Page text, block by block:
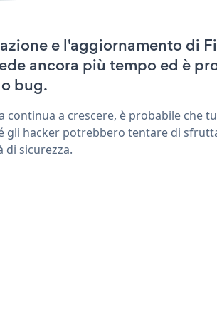
e l'aggiornamento di
ancora più tempo ed è
bug.
continua a crescere, è probabile che
gli hacker potrebbero tentare di
di sicurezza.